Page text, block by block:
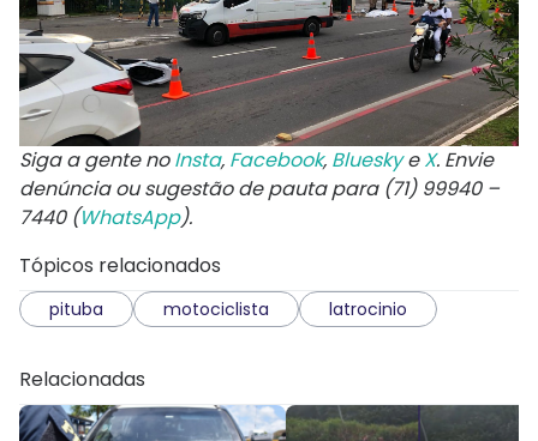
Siga a gente noInsta, Facebook, BlueskyeX. Envie
denúncia ou sugestão de pauta para (71) 99940 –
7440 (WhatsApp).
Tópicos relacionados
pituba motociclista latrocinio
Relacionadas